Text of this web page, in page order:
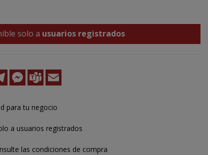
solo a usuarios registrados
TelegramMessenger
Teams
para tu negocio
a usuarios registrados
las condiciones de compra